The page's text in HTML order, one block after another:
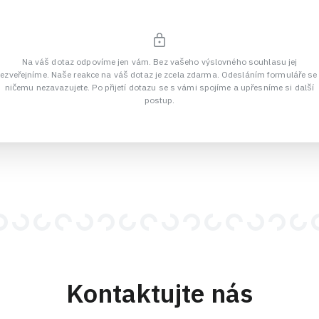
Na váš dotaz odpovíme jen vám. Bez vašeho výslovného souhlasu jej
Naše reakce na váš dotaz je zcela zdarma. Odesláním formuláře se
ničemu nezavazujete. Po přijetí dotazu se s vámi spojíme a upřesníme si další
postup.
Kontaktujte nás